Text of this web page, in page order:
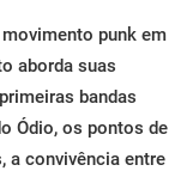
punk em
aborda suas
bandas
Ódio, os pontos de
a convivência entre